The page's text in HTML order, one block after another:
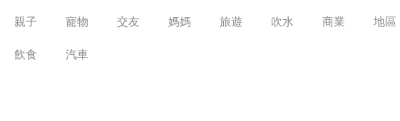
親子 寵物 交友 媽媽 旅遊 吹水 商業 地區
飲食 汽車